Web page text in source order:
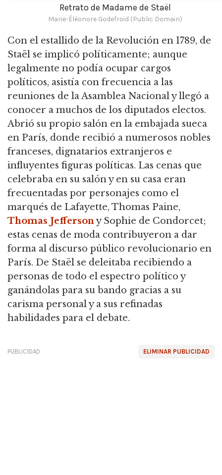
Retrato de Madame de Staël
Marie-Éléonore Godefroid (Public Domain)
Con el estallido de la Revolución en 1789, de
Staël se implicó políticamente; aunque
legalmente no podía ocupar cargos
políticos, asistía con frecuencia a las
reuniones de la Asamblea Nacional y llegó a
conocer a muchos de los diputados electos.
Abrió su propio salón en la embajada sueca
en París, donde recibió a numerosos nobles
franceses, dignatarios extranjeros e
influyentes figuras políticas. Las cenas que
celebraba en su salón y en su casa eran
frecuentadas por personajes como el
marqués de Lafayette, Thomas Paine,
Thomas Jeffersony Sophie de Condorcet;
estas cenas de moda contribuyeron a dar
forma al discurso público revolucionario en
París. De Staël se deleitaba recibiendo a
personas de todo el espectro político y
ganándolas para su bando gracias a su
carisma personal y a sus refinadas
habilidades para el debate.
ELIMINAR PUBLICIDAD
PUBLICIDAD